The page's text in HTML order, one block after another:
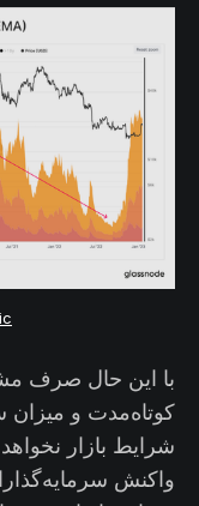
با این حال صرف
کوتاه‌مدت و میزان
شرایط بازار
واکنش